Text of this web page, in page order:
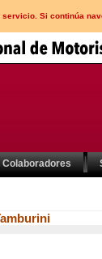
Si continúa
Colaboradores